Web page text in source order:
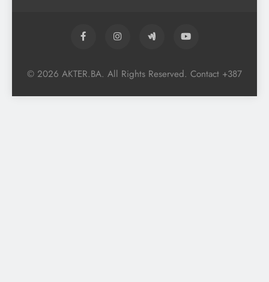
© 2026 AKTER.BA. All Rights Reserved. Contact +387